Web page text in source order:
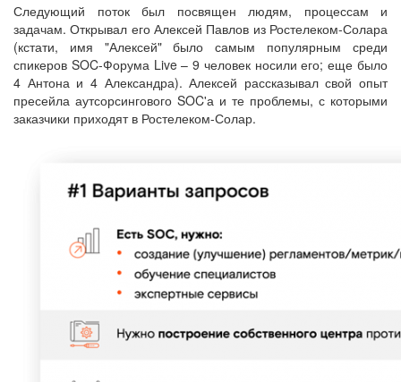
Следующий поток был посвящен людям, процессам и
задачам. Открывал его Алексей Павлов из Ростелеком-Солара
(кстати, имя "Алексей" было самым популярным среди
спикеров SOC-Форума Live – 9 человек носили его; еще было
4 Антона и 4 Александра). Алексей рассказывал свой опыт
пресейла аутсорсингового SOC'а и те проблемы, с которыми
заказчики приходят в Ростелеком-Солар.